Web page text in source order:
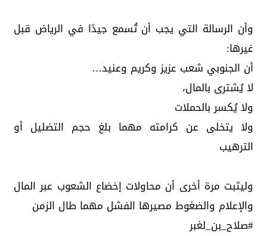
وأن الرسالة التي يجب أن تُسمع جيدًا في الرياض قبل
غيرها:
أن الجنوبي شعب عزيز وكريم وعنيد…
لا يُشترى بالمال،
ولا يُكسر بالحملات
ولا يتخلى عن كرامته مهما بلغ حجم التضليل أو
الترهيب
وليثبت مرة أخرى أن محاولات إخضاع الشعوب عبر المال
والإعلام والضغوط مصيرها الفشل مهما طال الزمن
#صلاح_بن_لغبر